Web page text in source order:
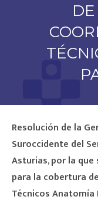
Resolución de la
Suroccidente del
Asturias, por la
para la cobertura
Técnicos